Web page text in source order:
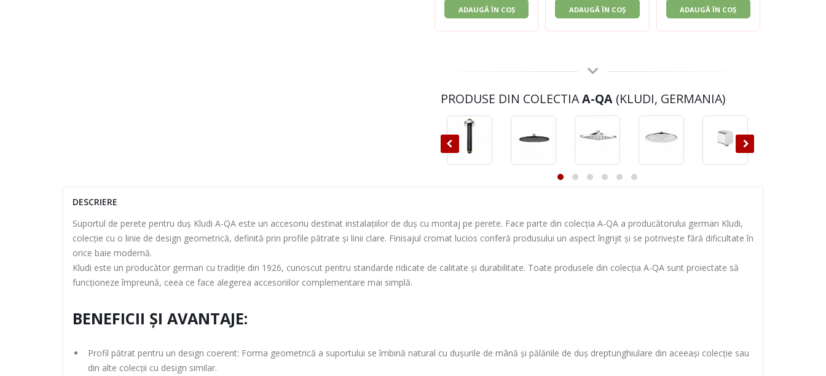
ADAUGĂ ÎN COȘ ADAUGĂ ÎN COȘ ADAUGĂ ÎN COȘ
PRODUSE DIN COLECTIAA-QA (KLUDI, GERMANIA)
DESCRIERE
Suportul de perete pentru duș Kludi A-QA este un accesoriu destinat instalațiilor de duș cu montaj pe perete. Face parte din colecția A-QA a producătorului german Kludi,
colecție cu o linie de design geometrică, definită prin profile pătrate și linii clare. Finisajul cromat lucios conferă produsului un aspect îngrijit și se potrivește fără dificultate în
orice baie modernă.
Kludi este un producător german cu tradiție din 1926, cunoscut pentru standarde ridicate de calitate și durabilitate. Toate produsele din colecția A-QA sunt proiectate să
funcționeze împreună, ceea ce face alegerea accesoriilor complementare mai simplă.
BENEFICII ȘI AVANTAJE:
Profil pătrat pentru un design coerent: Forma geometrică a suportului se îmbină natural cu dușurile de mână și pălăriile de duș dreptunghiulare din aceeași colecție sau
din alte colecții cu design similar.